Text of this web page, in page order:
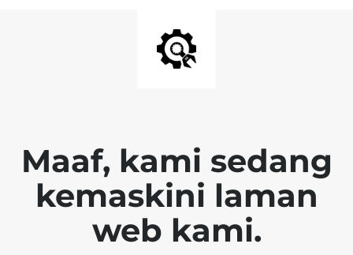
Maaf, kami sedang
kemaskini laman
web kami.